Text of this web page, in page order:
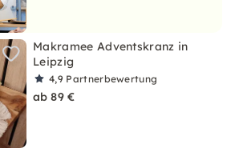
Makramee Adventskranz in
Leipzig
4,9 Partnerbewertung
ab 89 €